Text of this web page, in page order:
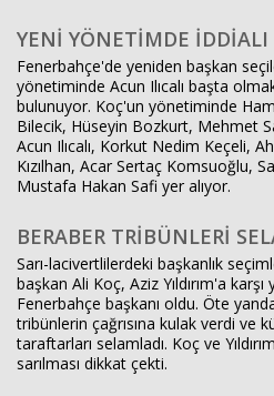
YENİ YÖNETİMDE İDDİALI
Fenerbahçe'de yeniden başkan
yönetiminde Acun Ilıcalı başta
bulunuyor. Koç'un yönetiminde
Bilecik, Hüseyin Bozkurt, Mehmet
Acun Ilıcalı, Korkut Nedim Keçeli,
Kızılhan, Acar Sertaç Komsuoğlu,
Mustafa Hakan Safi yer alıyor.
BERABER TRİBÜNLERİ
Sarı-lacivertlilerdeki başkanlık
başkan Ali Koç, Aziz Yıldırım'a karşı
Fenerbahçe başkanı oldu. Öte
tribünlerin çağrısına kulak verdi ve
taraftarları selamladı. Koç ve
sarılması dikkat çekti.